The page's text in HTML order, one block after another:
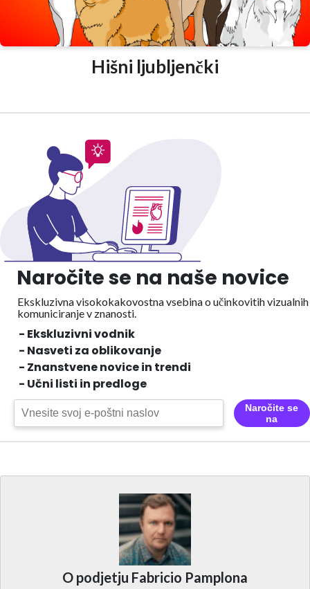
Hišni ljubljenčki
Naročite se na naše novice
Ekskluzivna visokokakovostna vsebina o učinkovitih vizualnih
komuniciranje v znanosti.
- Ekskluzivni vodnik
- Nasveti za oblikovanje
- Znanstvene novice in trendi
- Učni listi in predloge
Naročite se
na
O podjetju Fabricio Pamplona